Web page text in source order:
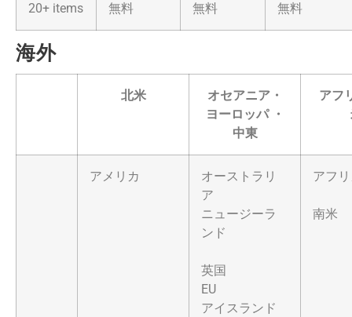
20+ items 無料 無料 無料
海外
北米
オセアニア・
ヨーロッパ ・
中東
アフ
アメリカ
オーストラリ
ア
ニュージーラ
ンド
英国
EU
アイスランド
アフ
南米